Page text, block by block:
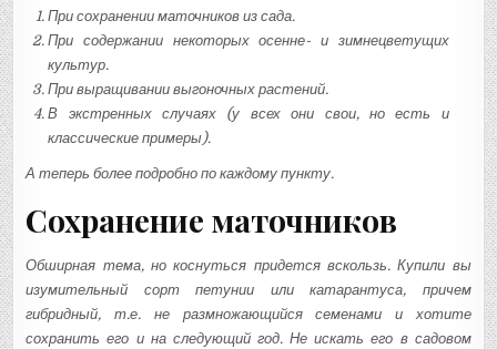
При сохранении маточников из сада.
При содержании некоторых осенне- и зимнецветущих
культур.
При выращивании выгоночных растений.
В экстренных случаях (у всех они свои, но есть и
классические примеры).
А теперь более подробно по каждому пункту.
Сохранение маточников
Обширная тема, но коснуться придется вскользь. Купили вы
изумительный сорт петунии или катарантуса, причем
гибридный, т.е. не размножающийся семенами и хотите
сохранить его и на следующий год. Не искать его в садовом